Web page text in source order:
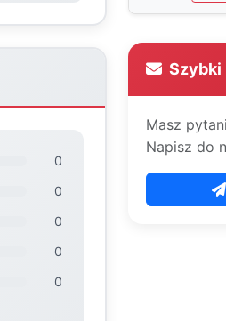
0
0
0
0
0
Szybki
Masz
Napisz do